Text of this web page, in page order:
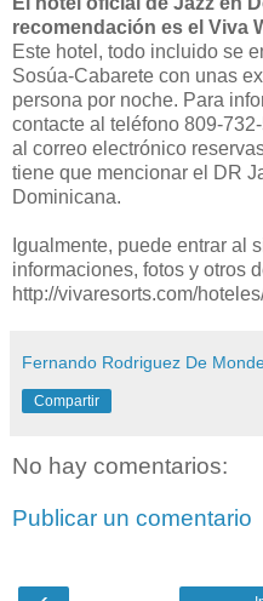
recomendación es el Viva
Este hotel, todo incluido se
Sosúa-Cabarete con unas
persona por noche. Para
contacte al teléfono 809-
al correo electrónico
tiene que mencionar el DR
Dominicana.
Igualmente, puede entrar al
informaciones, fotos y otros
http://vivaresorts.com/
Fernando Rodriguez De
Compartir
No hay comentarios:
Publicar un comentario